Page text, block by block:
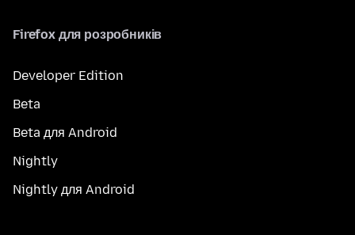
Firefox для розробників
Developer Edition
Beta
Beta для Android
Nightly
Nightly для Android